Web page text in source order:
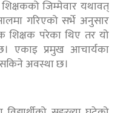
जिम्मेवार यथावत्
गरिएको सर्भे अनुसार
शिक्षक परेका थिए तर यो
एकाइ प्रमुख आचार्यका
अवस्था छ।